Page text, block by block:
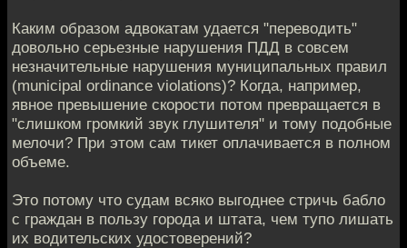
Каким образом адвокатам удается "переводить"
довольно серьезные нарушения ПДД в совсем
незначительные нарушения муниципальных правил
(municipal ordinance violations)? Когда, например,
явное превышение скорости потом превращается в
"слишком громкий звук глушителя" и тому подобные
мелочи? При этом сам тикет оплачивается в полном
объеме.
Это потому что судам всяко выгоднее стричь бабло
с граждан в пользу города и штата, чем тупо лишать
их водительских удостоверений?